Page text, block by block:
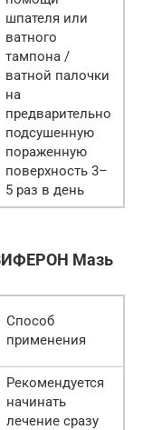
шпателя или
ватного
тампона /
ватной палочки
на
предварительно
подсушенную
пораженную
поверхность 3–
5 раз в день
Мазь
Способ
применения
Рекомендуется
начинать
лечение сразу